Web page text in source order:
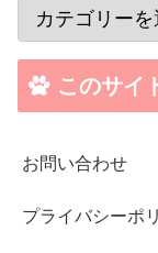
このサイ
お問い合わせ
プライバシーポ